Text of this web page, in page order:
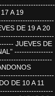
A 19
DE 19 A 20
JUEVES DE
----------------
DE 10 A 11